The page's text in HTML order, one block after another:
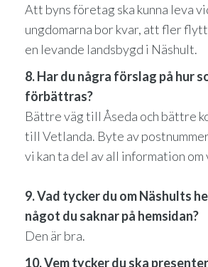
Att byns företag ska kunna leva
ungdomarna bor kvar, att fler
en levande landsbygd i Näshult.
8. Har du några förslag på hur
förbättras?
Bättre väg till Åseda och bättre
till Vetlanda. Byte av
vi kan ta del av all information om
9. Vad tycker du om Näshults
något du saknar på hemsidan?
Den är bra.
10. Vem tycker du ska